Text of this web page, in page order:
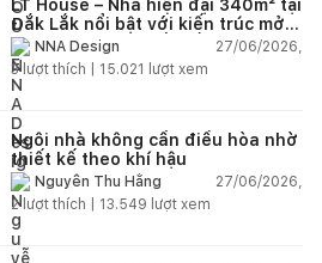
LT House – Nhà hiện đại 340m² tại
Đắk Lắk nổi bật với kiến trúc mở
và hệ sân vườn kết nối thiên
nhiên
NNA Design
27/06/2026,
3lượt thích | 15.021 lượt xem
Ngôi nhà không cần điều hòa nhờ
thiết kế theo khí hậu
Nguyễn Thu Hằng
27/06/2026,
2lượt thích | 13.549 lượt xem